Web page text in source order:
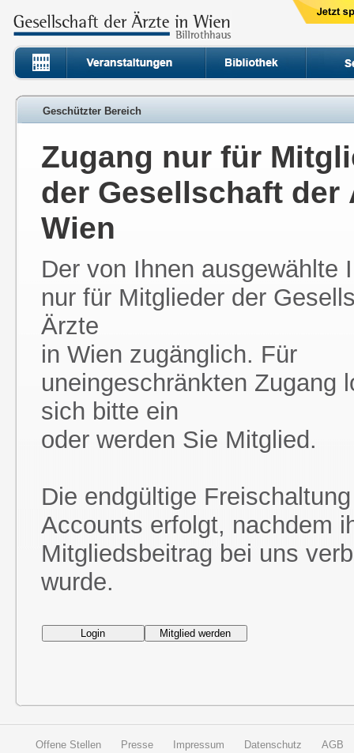
Geschützter Bereich
Zugang nur für
der Gesellschaft der
Wien
Der von Ihnen ausgewählte
nur für Mitglieder der
Ärzte
in Wien zugänglich. Für
uneingeschränkten Zugang
sich bitte ein
oder werden Sie Mitglied.
Die endgültige
Accounts erfolgt, nachdem
Mitgliedsbeitrag bei uns
wurde.
Offene Stellen Presse Impressum Datenschutz AGB